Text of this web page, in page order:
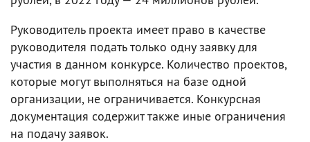
Руководитель проекта имеет право в качестве
руководителя подать только одну заявку для
участия в данном конкурсе. Количество проектов,
которые могут выполняться на базе одной
организации, не ограничивается. Конкурсная
документация содержит также иные ограничения
на подачу заявок.